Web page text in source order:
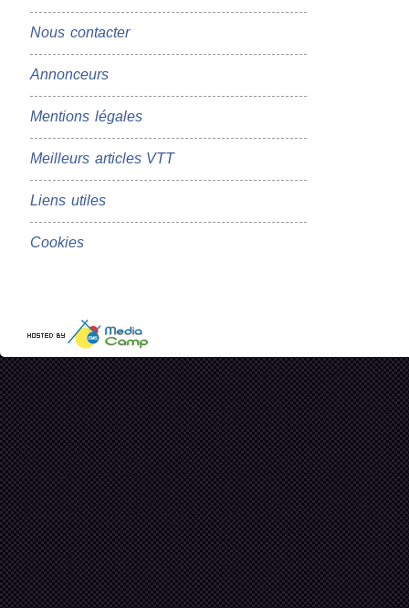
Nous contacter
Annonceurs
Mentions légales
Meilleurs articles VTT
Liens utiles
Cookies